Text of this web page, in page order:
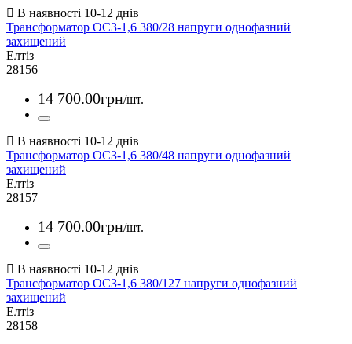
Трансформатор ОСЗ-1,6 380/28 напруги однофазний
захищений
Елтіз
28156
14 700.00грн/шт.
Трансформатор ОСЗ-1,6 380/48 напруги однофазний
захищений
Елтіз
28157
14 700.00грн/шт.
Трансформатор ОСЗ-1,6 380/127 напруги однофазний
захищений
Елтіз
28158